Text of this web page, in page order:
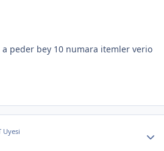
peder bey 10 numara itemler verio
Uyesi